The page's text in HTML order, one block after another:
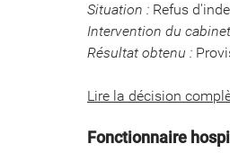
Situation : Refus
Intervention du
Résultat obtenu :
Lire la décision
Fonctionnaire